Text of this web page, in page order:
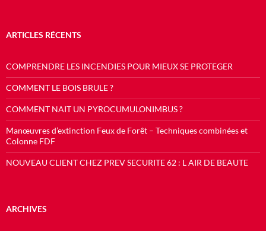
ARTICLES RÉCENTS
COMPRENDRE LES INCENDIES POUR MIEUX SE PROTEGER
COMMENT LE BOIS BRULE ?
COMMENT NAIT UN PYROCUMULONIMBUS ?
Manœuvres d’extinction Feux de Forêt – Techniques combinées et
Colonne FDF
NOUVEAU CLIENT CHEZ PREV SECURITE 62 : L AIR DE BEAUTE
ARCHIVES